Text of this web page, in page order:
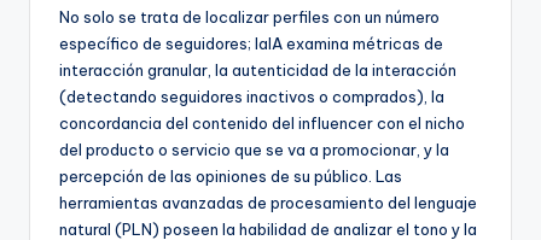
No solo se trata de localizar perfiles con un número
específico de seguidores; laIA examina métricas de
interacción granular, la autenticidad de la interacción
(detectando seguidores inactivos o comprados), la
concordancia del contenido del influencer con el nicho
del producto o servicio que se va a promocionar, y la
percepción de las opiniones de su público. Las
herramientas avanzadas de procesamiento del lenguaje
natural (PLN) poseen la habilidad de analizar el tono y la